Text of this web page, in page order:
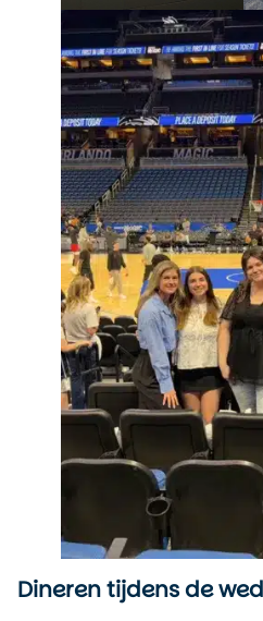
Dineren tijdens de